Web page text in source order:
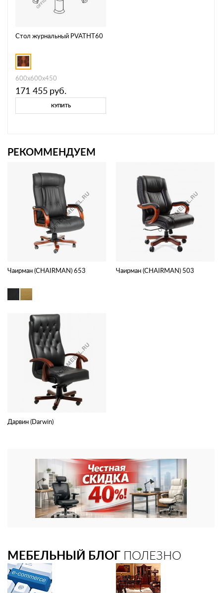
Стол журнальный PVATHT60
600x600x450
171 455 руб.
КУПИТЬ
РЕКОММЕНДУЕМ
Чаирман (CHAIRMAN) 653 Чаирман (CHAIRMAN) 503
Дарвин (Darwin)
МЕБЕЛЬНЫЙ БЛОГ ПОЛЕЗНО